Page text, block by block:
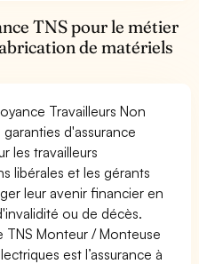
TNS pour le métier
de matériels
Travailleurs Non
d'assurance
les travailleurs
libérales et les gérants
leur avenir financier en
ou de décès.
Monteur / Monteuse
est l’assurance à